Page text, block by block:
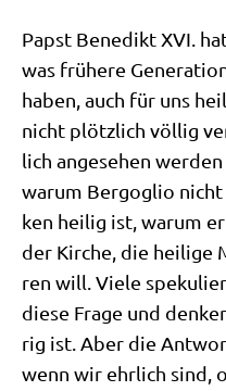
Papst Bene­dikt XVI.
was frü­he­re
haben, auch für uns
nicht plötz­lich völ­lig
lich ange­se­hen wer­den
war­um Berg­o­glio
ken hei­lig ist, war­um
der Kir­che, die hei­li­ge
ren will. Vie­le
die­se Fra­ge und
rig ist. Aber die
wenn wir ehr­lich sind,